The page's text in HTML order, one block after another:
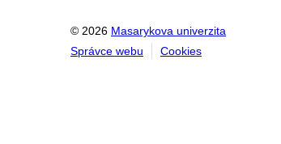
© 2026 Masarykova univerzita
Správce webu
Cookies